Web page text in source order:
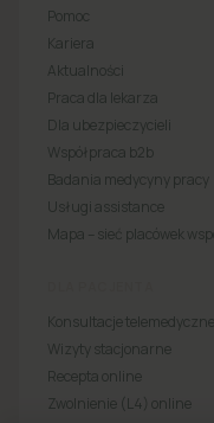
Pomoc
Kariera
Aktualności
Praca dla lekarza
Dla ubezpieczycieli
Współpraca b2b
Badania medycyny pracy
Usługi assistance
Mapa – sieć placówek
Konsultacje
Wizyty stacjonarne
Recepta online
Zwolnienie (L4) online